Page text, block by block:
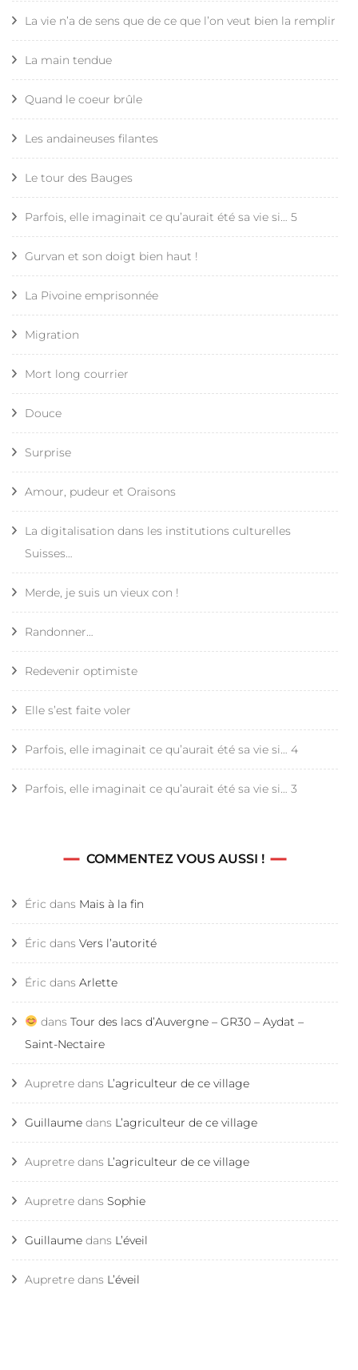
La vie n’a de sens que de ce que l’on veut bien la remplir
La main tendue
Quand le coeur brûle
Les andaineuses filantes
Le tour des Bauges
Parfois, elle imaginait ce qu’aurait été sa vie si… 5
Gurvan et son doigt bien haut !
La Pivoine emprisonnée
Migration
Mort long courrier
Douce
Surprise
Amour, pudeur et Oraisons
La digitalisation dans les institutions culturelles
Suisses…
Merde, je suis un vieux con !
Randonner…
Redevenir optimiste
Elle s’est faite voler
Parfois, elle imaginait ce qu’aurait été sa vie si… 4
Parfois, elle imaginait ce qu’aurait été sa vie si… 3
COMMENTEZ VOUS AUSSI !
Éric dans Mais à la fin
Éric dans Vers l’autorité
Éric dans Arlette
dans Tour des lacs d’Auvergne – GR30 – Aydat –
Saint-Nectaire
Aupretre dans L’agriculteur de ce village
Guillaume dans L’agriculteur de ce village
Aupretre dans L’agriculteur de ce village
Aupretre dans Sophie
Guillaume dans L’éveil
Aupretre dans L’éveil